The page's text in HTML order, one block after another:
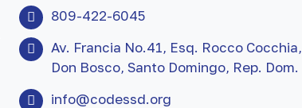
809-422-6045
Av. Francia No.41, Esq. Rocco Cocchia,
Don Bosco, Santo Domingo, Rep. Dom.
info@codessd.org